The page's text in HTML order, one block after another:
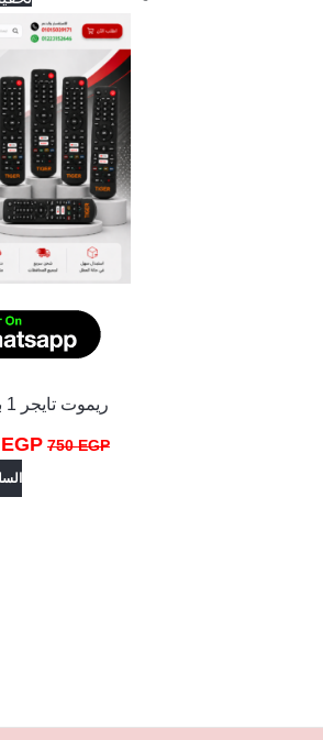
ريموت تايجر 1 بليون برو الأصلي
750EGP
هو:
EGP